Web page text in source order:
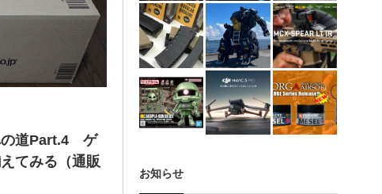
の道Part.4 ゲ
てみる（通販
お知らせ